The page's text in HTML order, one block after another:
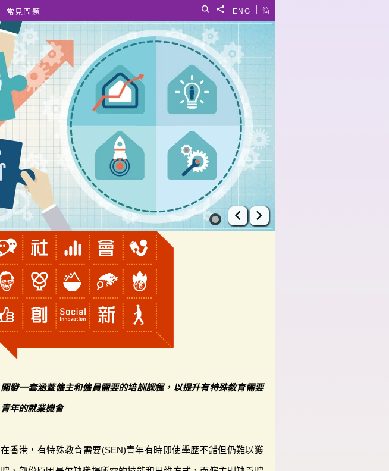
简
ENG
分享給
搜尋
常見問題
上一張幻燈片
下一張幻燈片
開發一套涵蓋僱主和僱員需要的培訓課程，以提升有特殊教育需要
青年的就業機會
在香港，有特殊教育需要(SEN)青年有時即使學歷不錯但仍難以獲